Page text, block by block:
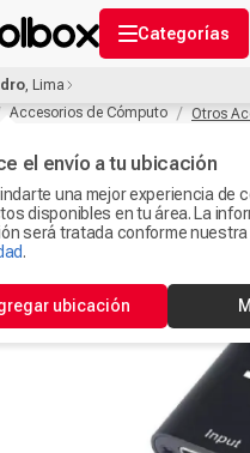
Categorías
, Lima
el envío a tu ubicación
una mejor experiencia de
disponibles en tu área. La
será tratada conforme nuestra
.
ubicación
Accesorios de Cómputo Otros